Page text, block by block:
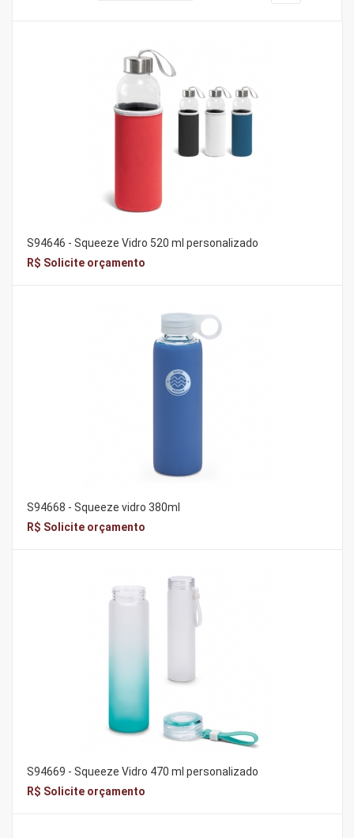
S94646 - Squeeze Vidro 520 ml personalizado
R$ Solicite orçamento
S94668 - Squeeze vidro 380ml
R$ Solicite orçamento
S94669 - Squeeze Vidro 470 ml personalizado
R$ Solicite orçamento